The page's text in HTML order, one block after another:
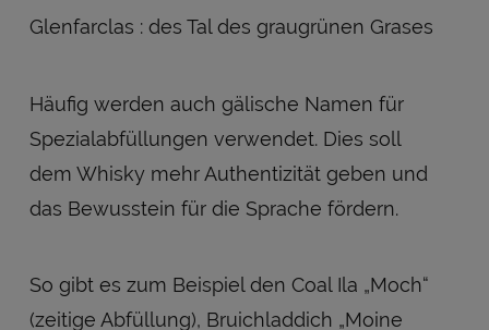
Glenfarclas : des Tal des graugrünen Grases
Häufig werden auch gälische Namen für
Spezialabfüllungen verwendet. Dies soll
dem Whisky mehr Authentizität geben und
das Bewusstein für die Sprache fördern.
So gibt es zum Beispiel den Coal Ila „Moch“
(zeitige Abfüllung), Bruichladdich „Moine